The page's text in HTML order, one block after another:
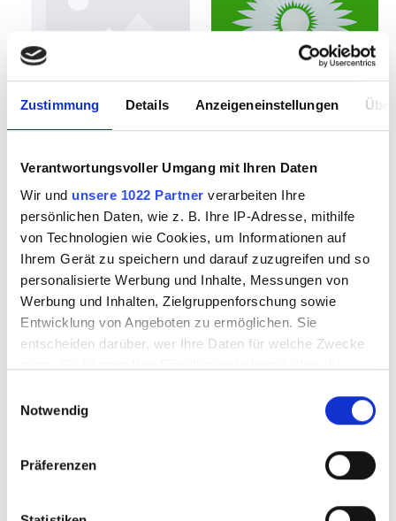
Zustimmung Details Anzeigeneinstellungen
Verantwortungsvoller Umgang mit Ihren Daten
Wir und unsere 1022 Partner verarbeiten Ihre
persönlichen Daten, wie z. B. Ihre IP-Adresse, mithilfe
von Technologien wie Cookies, um Informationen auf
Ihrem Gerät zu speichern und darauf zuzugreifen und so
personalisierte Werbung und Inhalte, Messungen von
Werbung und Inhalten, Zielgruppenforschung sowie
Entwicklung von Angeboten zu ermöglichen. Sie
entscheiden darüber, wer Ihre Daten für welche Zwecke
Trigger Symbol ändern oder widerrufen
Informationen über Ihre geografische Lage
können
Notwendig
Präferenzen
Friesecke 12x12cm
8625401
Friesecke 12x12cm
8625403
Friesecke 12x12cm